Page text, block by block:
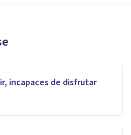
incapaces de disfrutar